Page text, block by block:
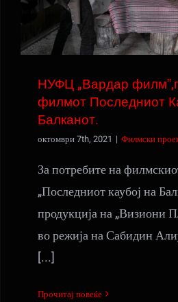
НУФЦ „Вардар
филмот Последниот
Балканот.
октомври 7th, 2021 | Филмски
За потребите на
„Последниот каубој на
продукција на „Визиони
во режија на Сабидин
[...]
Прочитај повеќе